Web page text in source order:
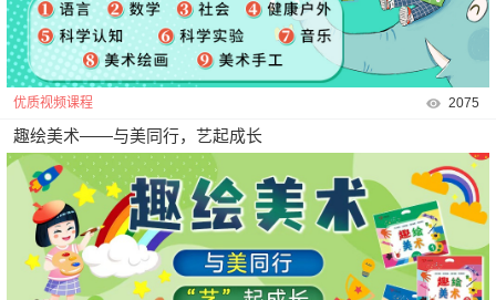
优质视频课程 2075
趣绘美术——与美同行，艺起成长